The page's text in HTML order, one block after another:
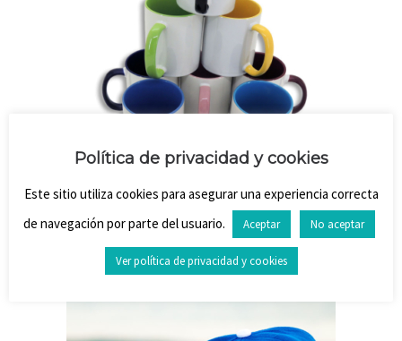
Tazas y mugs para regalo.
Política de privacidad y cookies
Este sitio utiliza cookies para asegurar una experiencia correcta
de navegación por parte del usuario.
Aceptar No aceptar
Ver política de privacidad y cookies